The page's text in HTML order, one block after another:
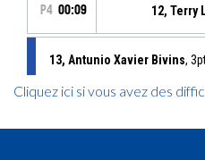
Cliquez ici si vous avez des